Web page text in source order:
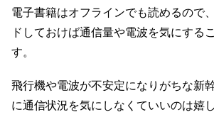
電子書籍はオフラインでも読めるので
ドしておけば通信量や電波を気にする
す。
飛行機や電波が不安定になりがちな新
に通信状況を気にしなくていいのは嬉